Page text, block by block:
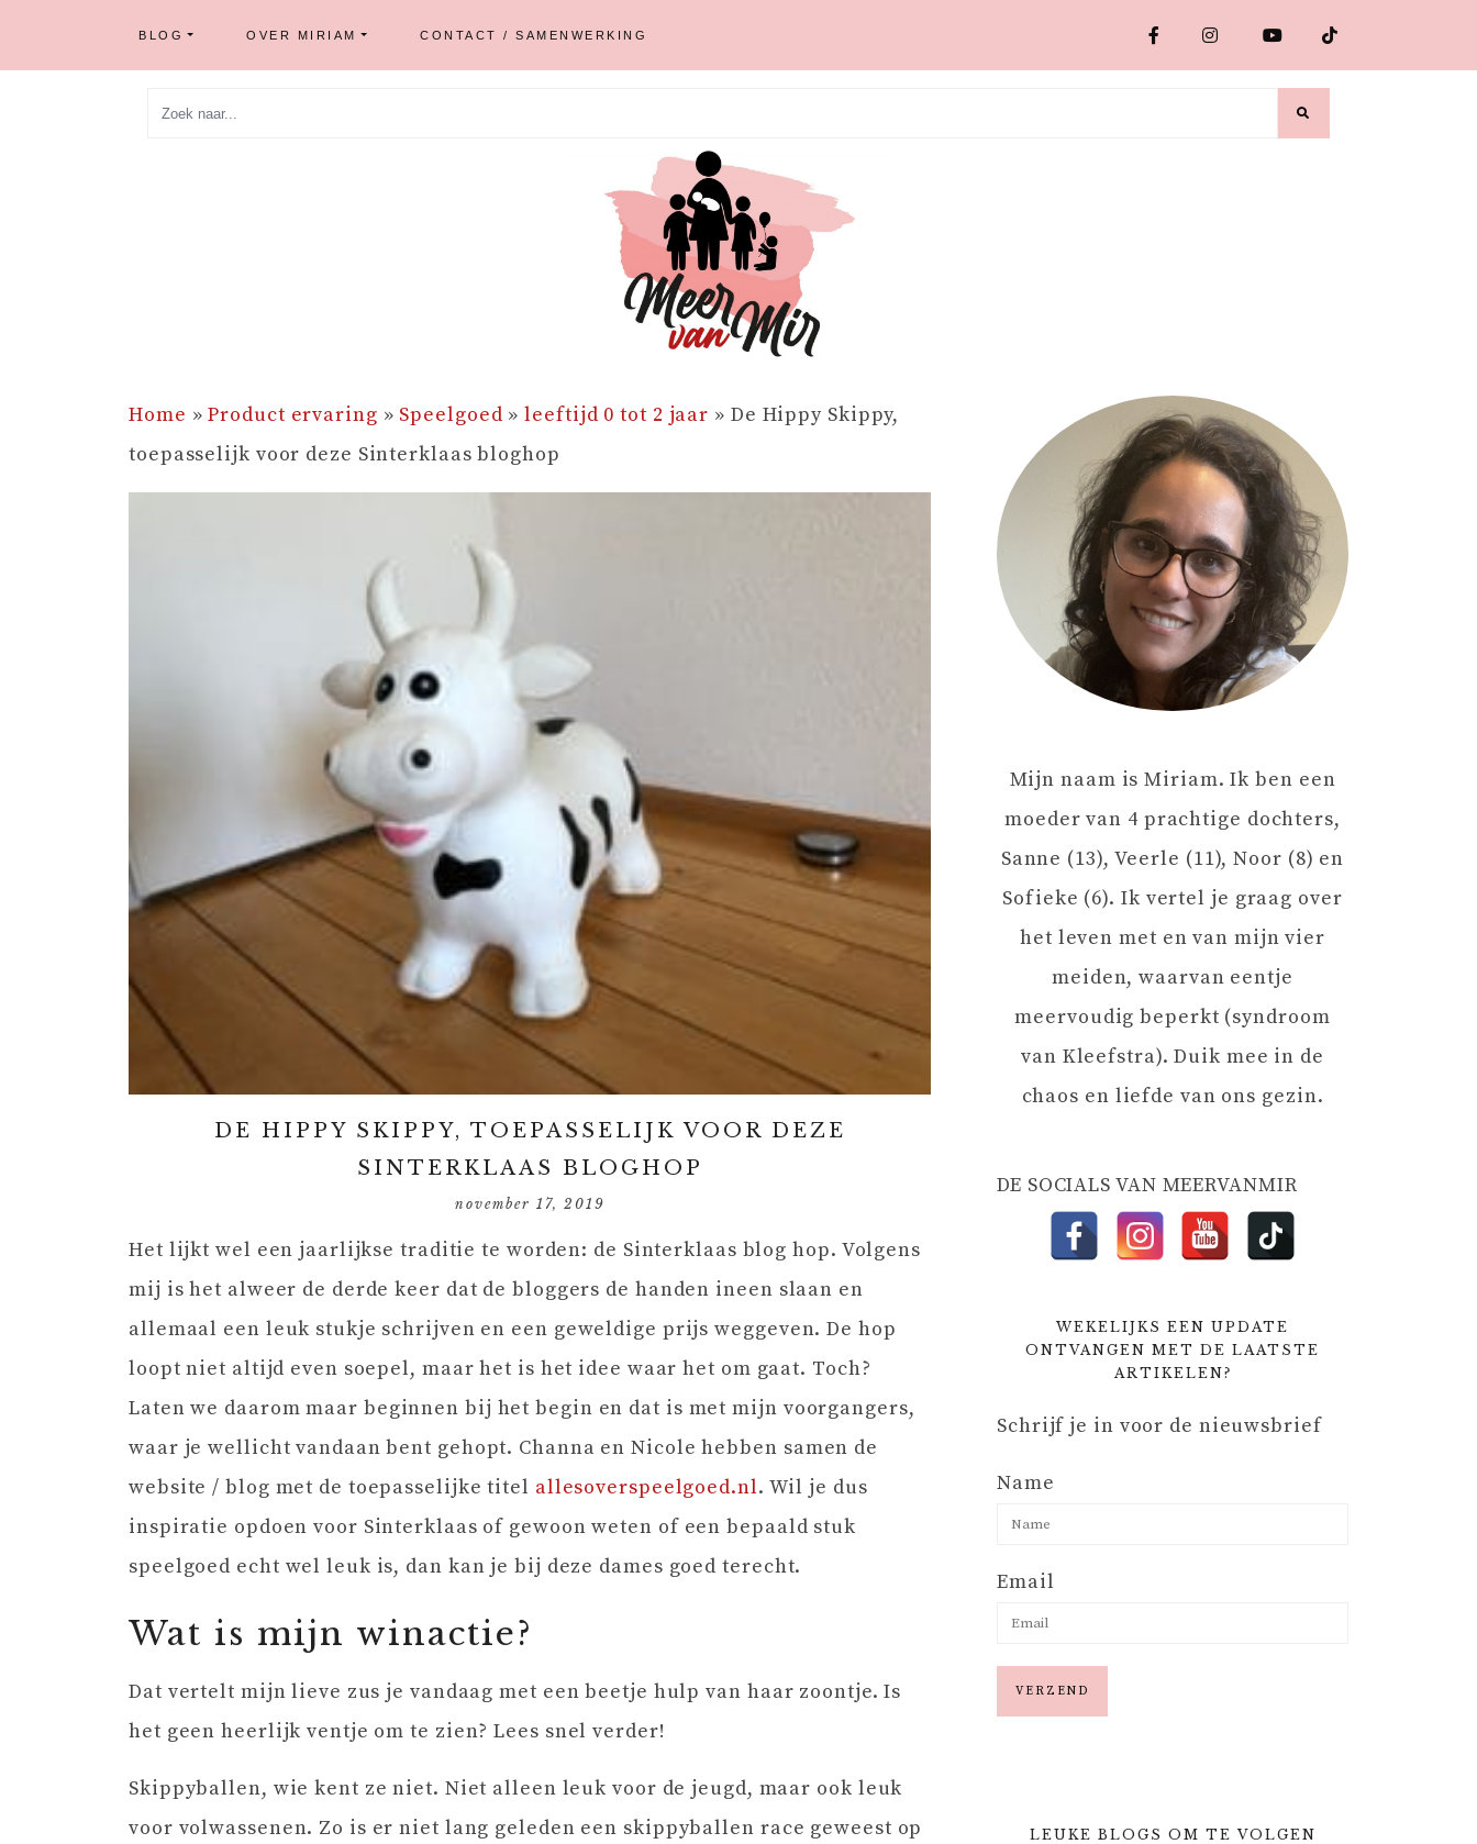
BLOG OVER MIRIAM CONTACT / SAMENWERKING
Home »Product ervaring » Speelgoed »leeftijd 0 tot 2 jaar » De Hippy Skippy,
toepasselijk voor deze Sinterklaas bloghop
DE HIPPY SKIPPY, TOEPASSELIJK VOOR DEZE
SINTERKLAAS BLOGHOP
november 17, 2019
Het lijkt wel een jaarlijkse traditie te worden: de Sinterklaas blog hop. Volgens
mij is het alweer de derde keer dat de bloggers de handen ineen slaan en
allemaal een leuk stukje schrijven en een geweldige prijs weggeven. De hop
loopt niet altijd even soepel, maar het is het idee waar het om gaat. Toch?
Laten we daarom maar beginnen bij het begin en dat is met mijn voorgangers,
waar je wellicht vandaan bent gehopt. Channa en Nicole hebben samen de
website / blog met de toepasselijke titel allesoverspeelgoed.nl. Wil je dus
inspiratie opdoen voor Sinterklaas of gewoon weten of een bepaald stuk
speelgoed echt wel leuk is, dan kan je bij deze dames goed terecht.
Wat is mijn winactie?
Dat vertelt mijn lieve zus je vandaag met een beetje hulp van haar zoontje. Is
het geen heerlijk ventje om te zien? Lees snel verder!
Skippyballen, wie kent ze niet. Niet alleen leuk voor de jeugd, maar ook leuk
voor volwassenen. Zo is er niet lang geleden een skippyballen race geweest op
Mijn naam is Miriam. Ik ben een
moeder van 4 prachtige dochters,
Sanne (13), Veerle (11), Noor (8) en
Sofieke (6). Ik vertel je graag over
het leven met en van mijn vier
meiden, waarvan eentje
meervoudig beperkt (syndroom
van Kleefstra). Duik mee in de
chaos en liefde van ons gezin.
DE SOCIALS VAN MEERVANMIR
WEKELIJKS EEN UPDATE
ONTVANGEN MET DE LAATSTE
ARTIKELEN?
Schrijf je in voor de nieuwsbrief
Name
Email
LEUKE BLOGS OM TE VOLGEN